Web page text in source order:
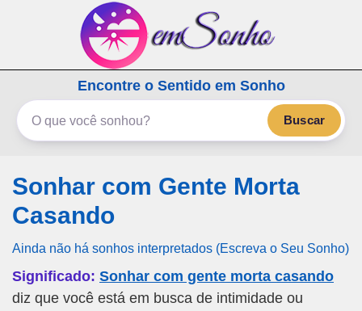
emSonho.com
Os sonhos significam mais
Encontre o Sentido em Sonho
Buscar
Sonhar com Gente Morta
Casando
Ainda não há sonhos interpretados (Escreva o Seu Sonho)
Significado: Sonhar com gente morta casando
diz que você está em busca de intimidade ou